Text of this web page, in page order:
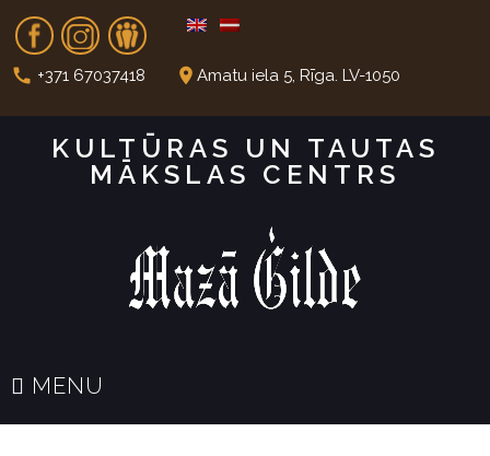
t
Fb In Dr
call +371 67037418 place Amatu iela 5, Rīga. LV-1050
KULTŪRAS UN TAUTAS
MĀKSLAS CENTRS
MENU